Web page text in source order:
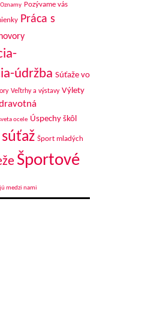
Oznamy Pozývame vás
Práca s
údržba Súťaže vo
Veľtrhy a výstavy Výlety
ocele Úspechy škôl
Šport mladých
Športové
medzi nami